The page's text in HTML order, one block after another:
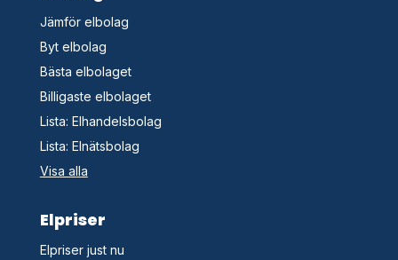
Jämför elbolag
Byt elbolag
Bästa elbolaget
Billigaste elbolaget
Lista: Elhandelsbolag
Lista: Elnätsbolag
Visa alla
Elpriser
Elpriser just nu